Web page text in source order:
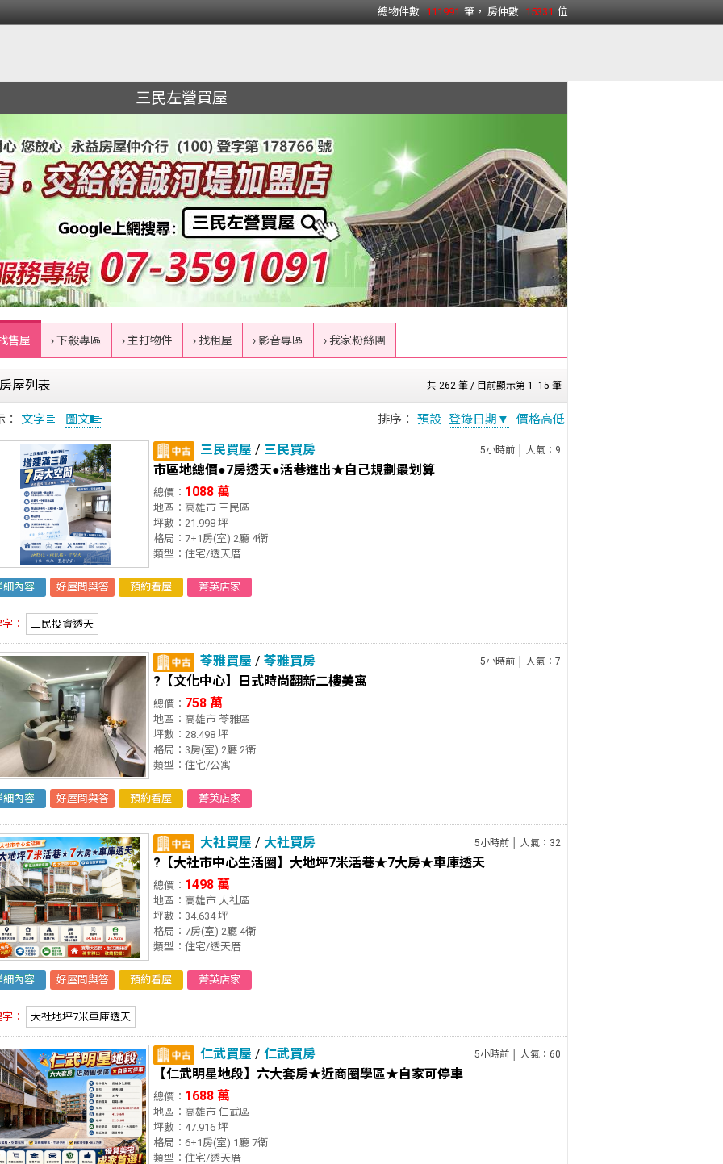
總物件數: 111991 筆， 房仲數: 15331 位
三民左營買屋
售屋 › 下殺專區 › 主打物件 › 找租屋 › 影音專區 › 我家粉絲團
共 262 筆 / 目前顯示第 1 -15 筆
房屋列表
： 文字 圖文 排序： 預設 登錄日期▼ 價格高低
三民買屋 / 三民買房 5小時前 │ 人氣：9
市區地總價●7房透天●活巷進出★自己規劃最划算
總價： 1088 萬
地區：高雄市 三民區
坪數：21.998 坪
格局：7+1房(室) 2廳 4衛
類型：住宅/透天厝
細內容 好屋問與答 預約看屋 菁英店家
： 三民投資透天
苓雅買屋 / 苓雅買房 5小時前 │ 人氣：7
?【文化中心】日式時尚翻新二樓美寓
總價： 758 萬
地區：高雄市 苓雅區
坪數：28.498 坪
格局：3房(室) 2廳 2衛
類型：住宅/公寓
細內容 好屋問與答 預約看屋 菁英店家
大社買屋 / 大社買房 5小時前 │ 人氣：32
?【大社市中心生活圈】大地坪7米活巷★7大房★車庫透天
總價： 1498 萬
地區：高雄市 大社區
坪數：34.634 坪
格局：7房(室) 2廳 4衛
類型：住宅/透天厝
細內容 好屋問與答 預約看屋 菁英店家
： 大社地坪7米車庫透天
仁武買屋 / 仁武買房 5小時前 │ 人氣：60
【仁武明星地段】六大套房★近商圈學區★自家可停車
總價： 1688 萬
地區：高雄市 仁武區
坪數：47.916 坪
格局：6+1房(室) 1廳 7衛
類型：住宅/透天厝